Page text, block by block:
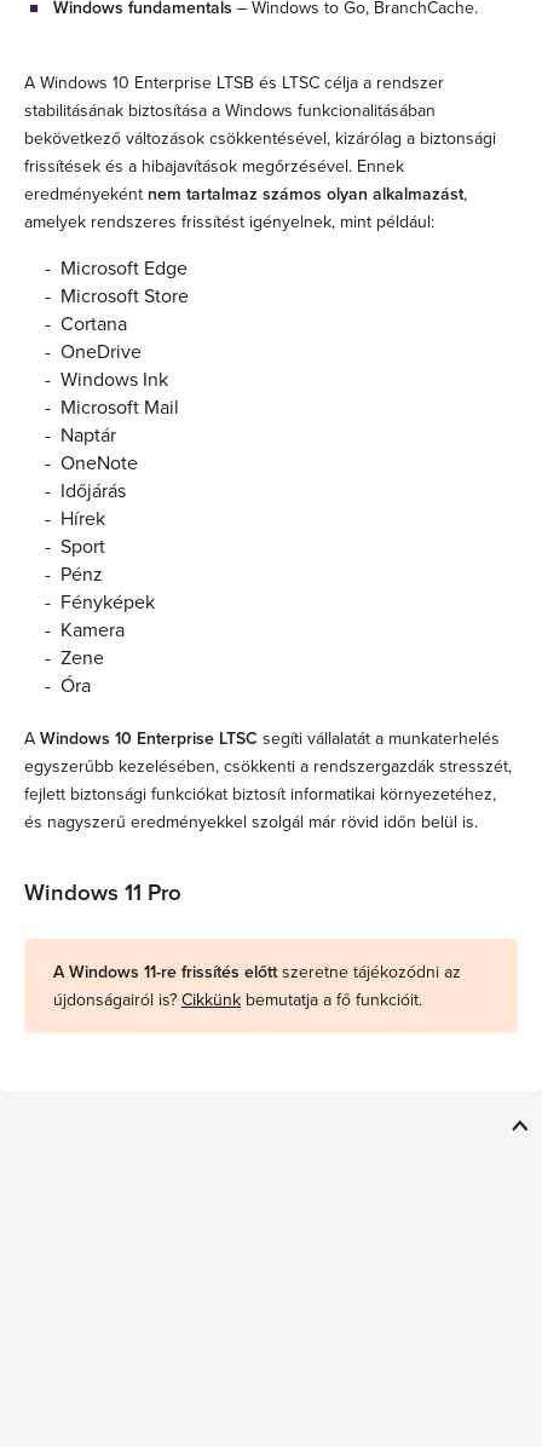
Windows fundamentals – Windows to Go, BranchCache.
A Windows 10 Enterprise LTSB és LTSC célja a rendszer
stabilitásának biztosítása a Windows funkcionalitásában
bekövetkező változások csökkentésével, kizárólag a biztonsági
frissítések és a hibajavítások megőrzésével. Ennek
eredményeként nem tartalmaz számos olyan alkalmazást,
amelyek rendszeres frissítést igényelnek, mint például:
- Microsoft Edge
- Microsoft Store
- Cortana
- OneDrive
- Windows Ink
- Microsoft Mail
- Naptár
- OneNote
- Időjárás
- Hírek
- Sport
- Pénz
- Fényképek
- Kamera
- Zene
- Óra
A Windows 10 Enterprise LTSC segíti vállalatát a munkaterhelés
egyszerűbb kezelésében, csökkenti a rendszergazdák stresszét,
fejlett biztonsági funkciókat biztosít informatikai környezetéhez,
és nagyszerű eredményekkel szolgál már rövid időn belül is.
Windows 11 Pro
A Windows 11-re frissítés előttszeretne tájékozódni az
újdonságairól is? Cikkünk bemutatja a fő funkcióit.